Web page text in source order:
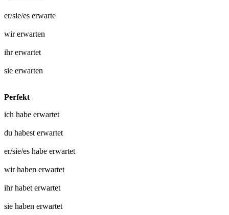
er/sie/es erwarte
wirerwarten
ihrerwartet
sie erwarten
Perfekt
ich habe erwartet
du habest erwartet
er/sie/es habe erwartet
wir haben erwartet
ihr habet erwartet
sie haben erwartet